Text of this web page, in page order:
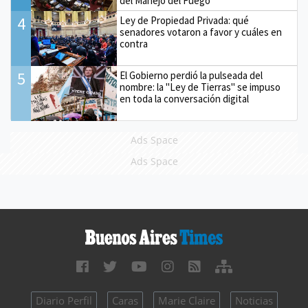
4
Ley de Propiedad Privada: qué
senadores votaron a favor y cuáles en
contra
5
El Gobierno perdió la pulseada del
nombre: la "Ley de Tierras" se impuso
en toda la conversación digital
Ads Space
Ads Space
Diario Perfil Caras Marie Claire Noticias